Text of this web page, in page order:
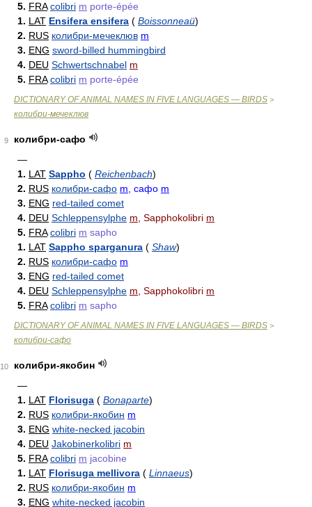
5. FRA colibri m porte-épée
1. LAT Ensifera ensifera ( Boissonneaü)
2. RUS колибри-мечеклюв m
3. ENG sword-billed hummingbird
4. DEU Schwertschnabel m
5. FRA colibri m porte-épée
DICTIONARY OF ANIMAL NAMES IN FIVE LANGUAGES — BIRDS >
колибри-мечеклюв
9
колибри-сафо
—
1. LAT Sappho ( Reichenbach)
2. RUS колибри-сафо m , сафо m
3. ENG red-tailed comet
4. DEU Schleppensylphe m , Sapphokolibri m
5. FRA colibri m sapho
1. LAT Sappho sparganura ( Shaw)
2. RUS колибри-сафо m
3. ENG red-tailed comet
4. DEU Schleppensylphe m , Sapphokolibri m
5. FRA colibri m sapho
DICTIONARY OF ANIMAL NAMES IN FIVE LANGUAGES — BIRDS >
колибри-сафо
10
колибри-якобин
—
1. LAT Florisuga ( Bonaparte)
2. RUS колибри-якобин m
3. ENG white-necked jacobin
4. DEU Jakobinerkolibri m
5. FRA colibri m jacobine
1. LAT Florisuga mellivora ( Linnaeus)
2. RUS колибри-якобин m
3. ENG white-necked jacobin